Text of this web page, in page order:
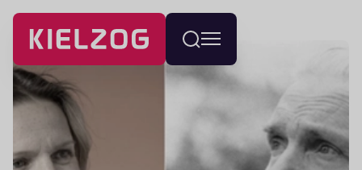
Navigatie
overslaan
Wissel
menu